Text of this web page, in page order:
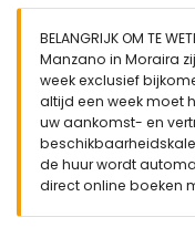
2 slaapkamers,
en badkamer
2 slaapkamers,
conditioning
2 badkamer en
badkamer met
totaal van 3
Buiten
BELANGRIJK OM TE
Manzano in Moraira
week exclusief
altijd een week moet
uw aankomst- en
de huur wordt
direct online boeken